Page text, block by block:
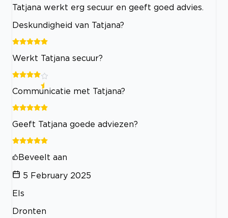
Tatjana werkt erg secuur en geeft goed advies.
Deskundigheid van Tatjana?
Werkt Tatjana secuur?
Communicatie met Tatjana?
Geeft Tatjana goede adviezen?
Beveelt aan
5 February 2025
Els
Dronten